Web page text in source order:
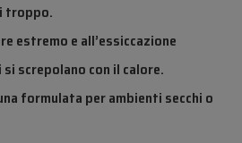
troppo.
estremo e all’essiccazione
screpolano con il calore.
formulata perambienti secchi o